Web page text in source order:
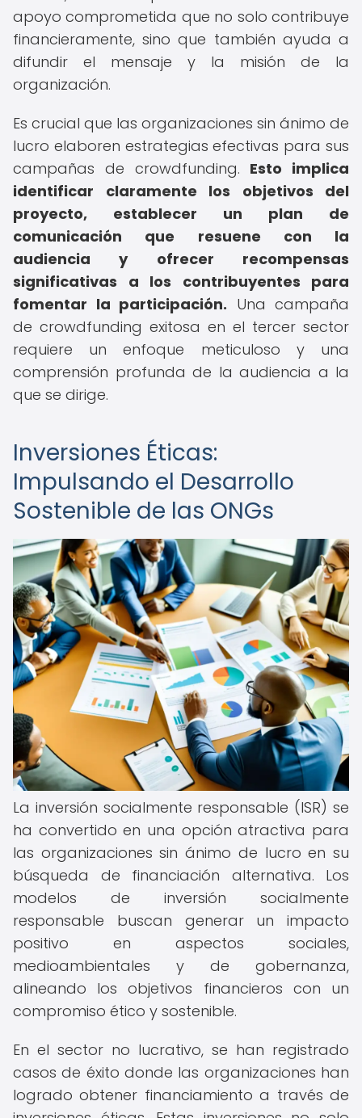
apoyo comprometida que no solo contribuye
financieramente, sino que también ayuda a
difundir el mensaje y la misión de la
organización.
Es crucial que las organizaciones sin ánimo de
lucro elaboren estrategias efectivas para sus
campañas de crowdfunding. Esto implica
identificar claramente los objetivos del
proyecto, establecer un plan de
comunicación que resuene con la
audiencia y ofrecer recompensas
significativas a los contribuyentes para
fomentar la participación. Una campaña
de crowdfunding exitosa en el tercer sector
requiere un enfoque meticuloso y una
comprensión profunda de la audiencia a la
que se dirige.
Inversiones Éticas:
Impulsando el Desarrollo
Sostenible de las ONGs
La inversión socialmente responsable (ISR) se
ha convertido en una opción atractiva para
las organizaciones sin ánimo de lucro en su
búsqueda de financiación alternativa. Los
modelos de inversión socialmente
responsable buscan generar un impacto
positivo en aspectos sociales,
medioambientales y de gobernanza,
alineando los objetivos financieros con un
compromiso ético y sostenible.
En el sector no lucrativo, se han registrado
casos de éxito donde las organizaciones han
logrado obtener financiamiento a través de